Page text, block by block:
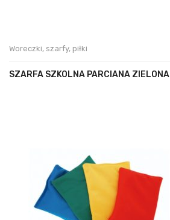
Woreczki, szarfy, piłki
SZARFA SZKOLNA PARCIANA ZIELONA